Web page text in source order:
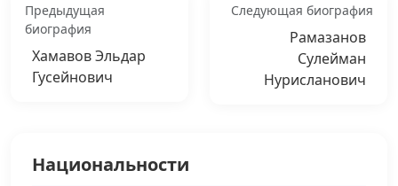
Предыдущая
биография
Хамавов Эльдар
Гусейнович
Следующая биография
Рамазанов
Сулейман
Нурисланович
Национальности